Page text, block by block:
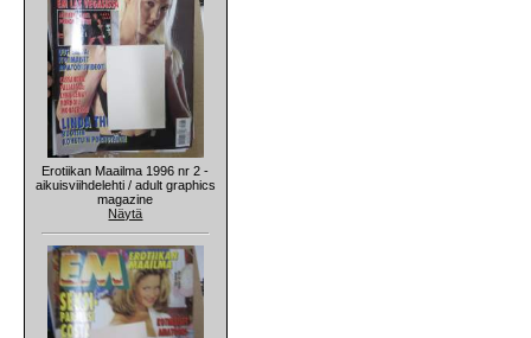
Erotiikan Maailma 1996 nr 2 -
aikuisviihdelehti / adult graphics
magazine
Näytä